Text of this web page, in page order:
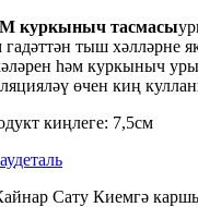
куркыныч тасмасы
гадәттән тыш хәлләрне
һәм куркыныч
өчен киң
киңлеге: 7,5см
деталь